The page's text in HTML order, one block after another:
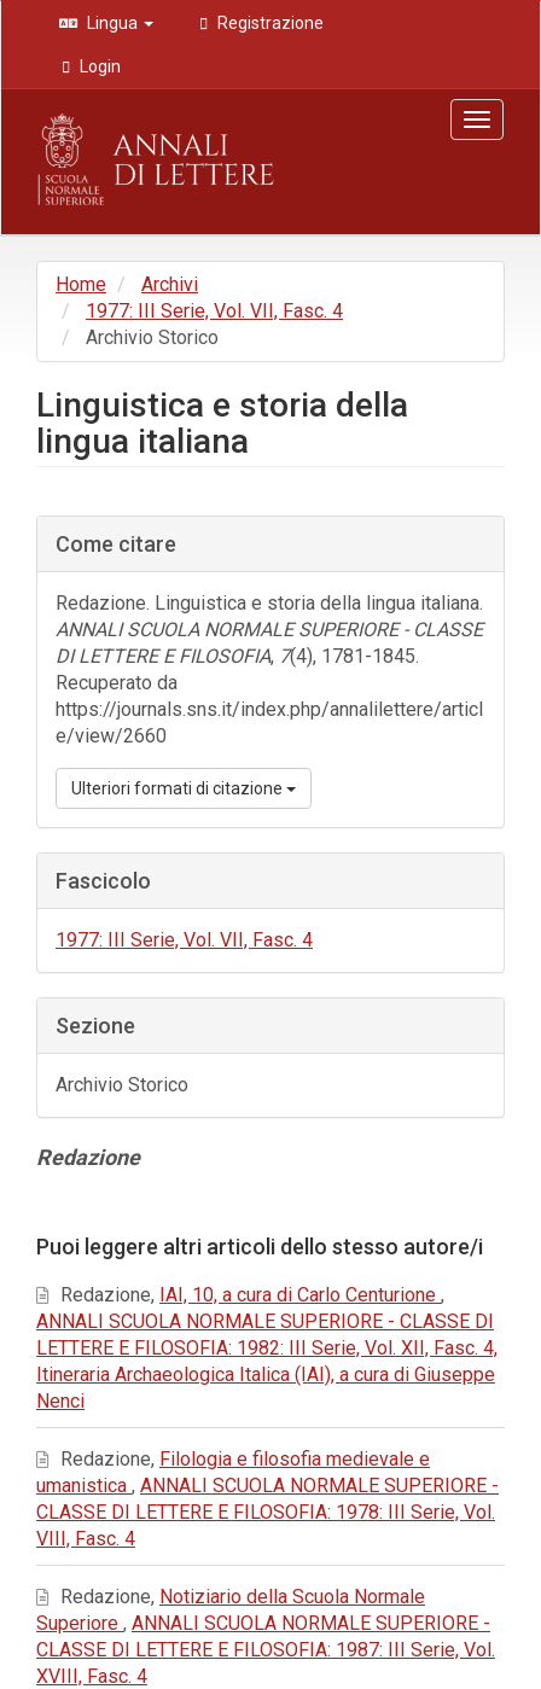
Navigazione
principale
Contenuto
principale
Barra
laterale
Lingua Registrazione
Login
Toggle
Home
Archivi
1977: III Serie, Vol. VII, Fasc. 4
Archivio Storico
Linguistica e storia della
lingua italiana
Barra
laterale
dell'articolo
Come citare
Redazione. Linguistica e storia della lingua italiana.
ANNALI SCUOLA NORMALE SUPERIORE - CLASSE
DI LETTERE E FILOSOFIA, 7(4), 1781-1845.
Recuperato da
https://journals.sns.it/index.php/annalilettere/articl
e/view/2660
Ulteriori formati di citazione
Fascicolo
1977: III Serie, Vol. VII, Fasc. 4
Sezione
Archivio Storico
Contenuto
Redazione
dell'articolo
Puoi leggere altri articoli dello stesso autore/i
Redazione, IAI, 10, a cura di Carlo Centurione ,
ANNALI SCUOLA NORMALE SUPERIORE - CLASSE DI
LETTERE E FILOSOFIA: 1982: III Serie, Vol. XII, Fasc. 4,
Itineraria Archaeologica Italica (IAI), a cura di Giuseppe
Nenci
Redazione, Filologia e filosofia medievale e
umanistica , ANNALI SCUOLA NORMALE SUPERIORE -
CLASSE DI LETTERE E FILOSOFIA: 1978: III Serie, Vol.
VIII, Fasc. 4
Redazione, Notiziario della Scuola Normale
Superiore , ANNALI SCUOLA NORMALE SUPERIORE -
CLASSE DI LETTERE E FILOSOFIA: 1987: III Serie, Vol.
XVIII, Fasc. 4